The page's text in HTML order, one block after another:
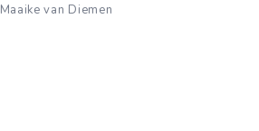
Maaike van Diemen